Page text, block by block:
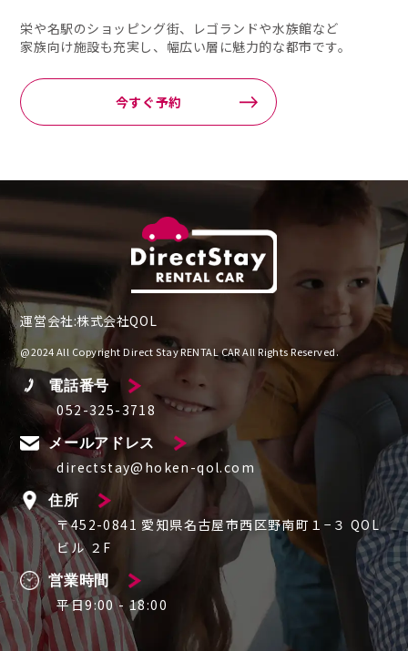
栄や名駅のショッピング街、レゴランドや水族館など
家族向け施設も充実し、幅広い層に魅力的な都市です。
今すぐ予約
運営会社:株式会社QOL
@2024 All Copyright Direct Stay RENTAL CAR All Rights Reserved.
電話番号
052-325-3718
メールアドレス
directstay@hoken-qol.com
住所
〒452-0841 愛知県名古屋市西区野南町１−３ QOL
ビル ２F
営業時間
平日9:00 - 18:00